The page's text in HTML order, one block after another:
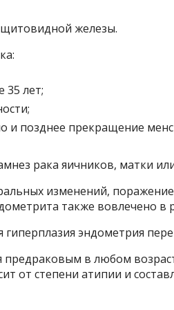
железы.
35 лет;
и позднее прекращение
рака яичников, матки
изменений, поражение
также вовлечено в
эндометрия
предраковым в любом
от степени атипии и